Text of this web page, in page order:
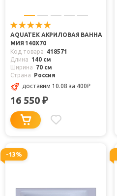
AQUATEK АКРИЛОВАЯ ВАННА
МИЯ 140X70
Код товара
418571
Длина
140 см
Ширина
70 см
Страна
Россия
доставим 10.08 за 400₽
16 550 ₽
-13%